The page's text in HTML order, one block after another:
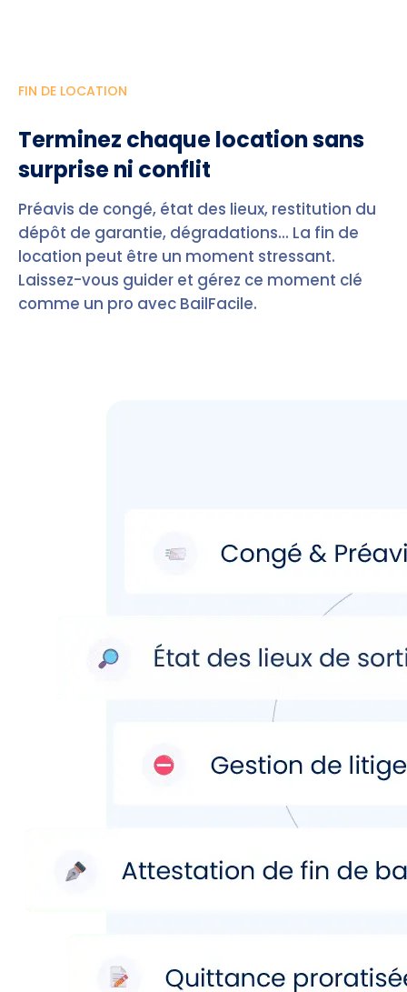
FIN DE LOCATION
Terminez chaque location sans
surprise ni conflit
Préavis de congé, état des lieux, restitution du
dépôt de garantie, dégradations... La fin de
location peut être un moment stressant.
Laissez-vous guider et gérez ce moment clé
comme un pro avec BailFacile.